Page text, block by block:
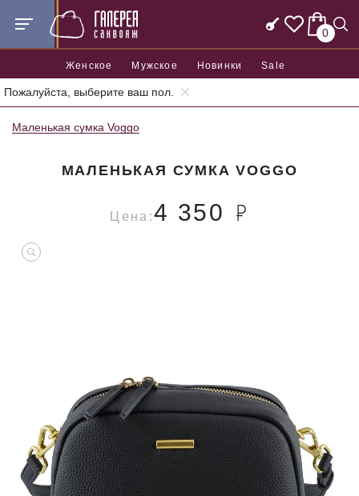
0
Женское Мужское Новинки Sale
Пожалуйста, выберите ваш пол.
Главная Женские сумки Женские маленькие сумки
Маленькая сумка Voggo
МАЛЕНЬКАЯ СУМКА VOGGO
Цена:4 350